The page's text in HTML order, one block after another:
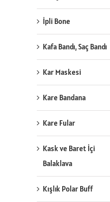
İpli Bone
Kafa Bandı, Saç Bandı
Kar Maskesi
Kare Bandana
Kare Fular
Kask ve Baret İçi
Balaklava
Kışlık Polar Buff